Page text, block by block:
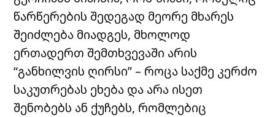
წარწერების შედეგად მეორე მხარეს
შეიძლება მიადგეს, მხოლოდ
ერთადერთ შემთხვევაში არის
“განხილვის ღირსი” – როცა საქმე კერძო
საკუთრებას ეხება და არა ისეთ
შენობებს ან ქუჩებს, რომლებიც